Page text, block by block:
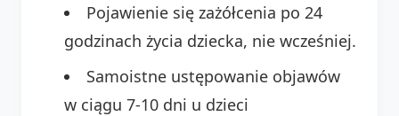
Pojawienie się zażółcenia po 24
godzinach życia dziecka, nie wcześniej.
Samoistne ustępowanie objawów
w ciągu 7-10 dni u dzieci